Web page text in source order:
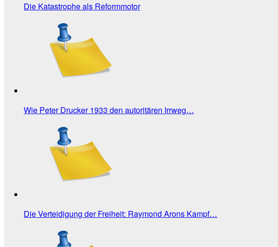
Die Katastrophe als Reformmotor
Wie Peter Drucker 1933 den autoritären Irrweg…
Die Verteidigung der Freiheit: Raymond Arons Kampf…